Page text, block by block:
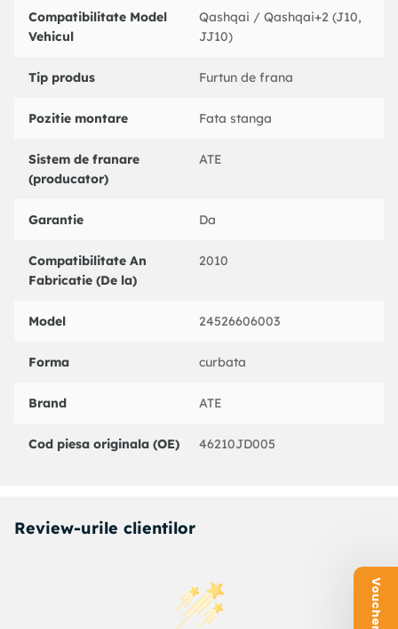
CORTECO : 19036378
TRW : PHD1190
Compatibilitate Model
Vehicul
Qashqai / Qashqai+2 (J10,
JJ10)
Tip produs Furtun de frana
Pozitie montare Fata stanga
Sistem de franare
(producator)
ATE
Garantie Da
Compatibilitate An
Fabricatie (De la)
2010
Model 24526606003
Forma curbata
Brand ATE
Cod piesa originala (OE) 46210JD005
Review-urile clientilor